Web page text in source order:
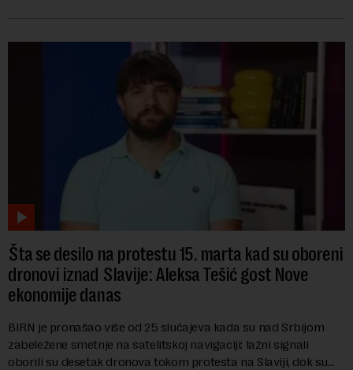
Šta se desilo na protestu 15. marta kad su oboreni
dronovi iznad Slavije: Aleksa Tešić gost Nove
ekonomije danas
BIRN je pronašao više od 25 slučajeva kada su nad Srbijom
zabeležene smetnje na satelitskoj navigaciji: lažni signali
oborili su desetak dronova tokom protesta na Slaviji, dok su